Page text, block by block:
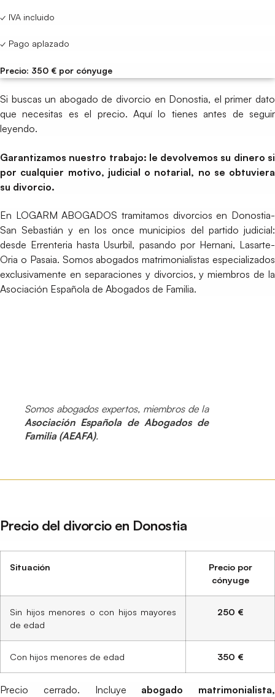
✓ IVA incluido
✓ Pago aplazado
Precio: 350 € por cónyuge
Si buscas un abogado de divorcio en Donostia, el primer dato
que necesitas es el precio. Aquí lo tienes antes de seguir
leyendo.
Garantizamos nuestro trabajo: le devolvemos su dinero si
por cualquier motivo, judicial o notarial, no se obtuviera
su divorcio.
En LOGARM ABOGADOS tramitamos divorcios en Donostia-
San Sebastián y en los once municipios del partido judicial:
desde Errenteria hasta Usurbil, pasando por Hernani, Lasarte-
Oria o Pasaia. Somos abogados matrimonialistas especializados
exclusivamente en separaciones y divorcios, y miembros de la
Asociación Española de Abogados de Familia.
Somos abogados expertos, miembros de la
Asociación Española de Abogados de
Familia (AEAFA).
Precio del divorcio en Donostia
Situación
Precio por
cónyuge
Sin hijos menores o con hijos mayores
de edad
250 €
Con hijos menores de edad 350 €
Precio cerrado. Incluye abogado matrimonialista,